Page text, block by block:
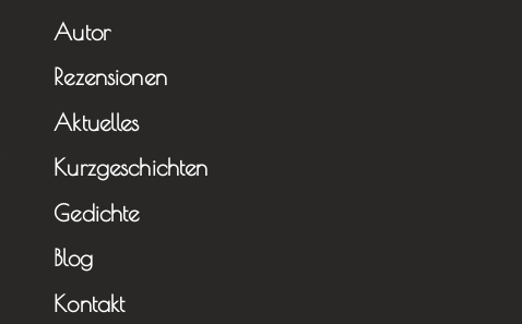
Autor
Rezensionen
Aktuelles
Kurzgeschichten
Gedichte
Blog
Kontakt